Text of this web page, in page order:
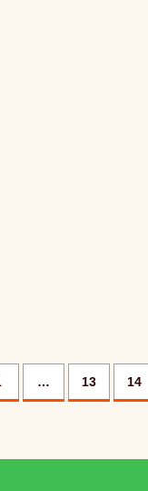
… 13 14